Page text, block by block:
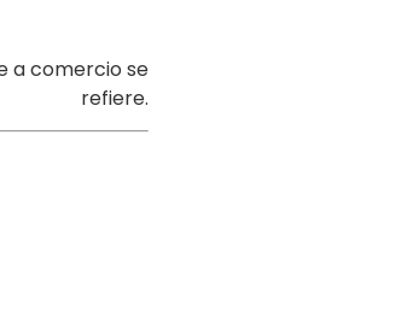
a comercio se
refiere.